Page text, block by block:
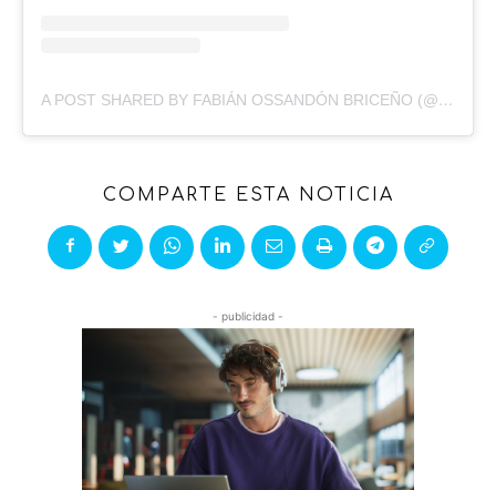
A POST SHARED BY FABIÁN OSSANDÓN BRICEÑO (@FABIANOSSANDONB)
COMPARTE ESTA NOTICIA
- publicidad -